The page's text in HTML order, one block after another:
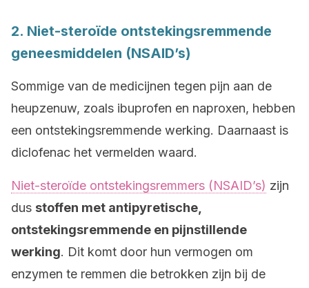
2. Niet-steroïde ontstekingsremmende
geneesmiddelen (NSAID’s)
Sommige van de medicijnen tegen pijn aan de
heupzenuw, zoals ibuprofen en naproxen, hebben
een ontstekingsremmende werking. Daarnaast is
diclofenac het vermelden waard.
Niet-steroïde ontstekingsremmers (NSAID’s) zijn
dus stoffen met antipyretische,
ontstekingsremmende en pijnstillende
werking. Dit komt door hun vermogen om
enzymen te remmen die betrokken zijn bij de